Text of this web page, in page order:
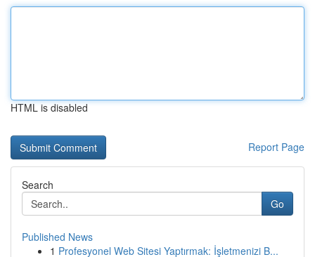
HTML is disabled
Report Page
Search
Go
Published News
1 Profesyonel Web Sitesi Yaptırmak: İşletmenizi B...